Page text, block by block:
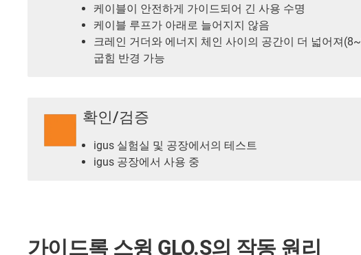
케이블이 안전하게 가이드되어 긴 사용 수명
케이블 루프가 아래로 늘어지지 않음
크레인 거더와 에너지 체인 사이의 공간이 더 넓어져
굽힘 반경 가능
확인/검증
igus 실험실 및 공장에서의 테스트
igus 공장에서 사용 중
가이드록 스윙 GLO.S의 작동 원리